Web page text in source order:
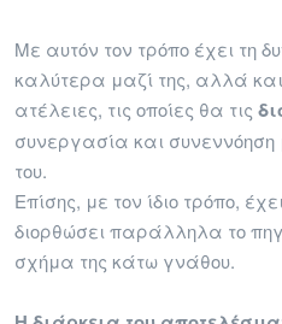
Με αυτόν τον τρόπο έχει τη
καλύτερα μαζί της, αλλά
ατέλειες, τις οποίες θα τις
συνεργασία και συνεννόηση
του.
Επίσης, με τον ίδιο τρόπο,
διορθώσει παράλληλα το
σχήμα της κάτω γνάθου.